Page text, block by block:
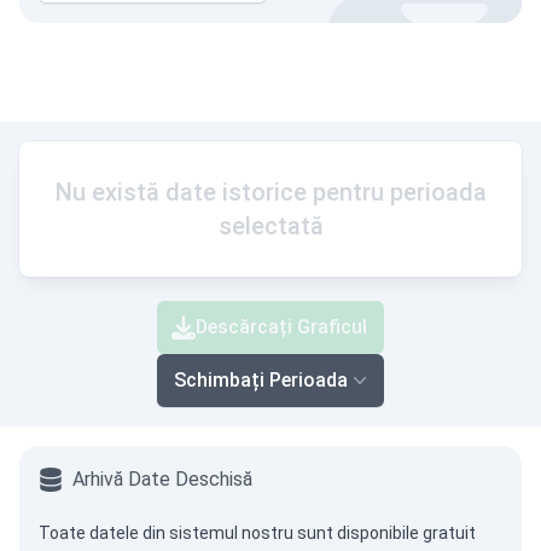
Nu există date istorice pentru perioada
selectată
Descărcați Graficul
Schimbați Perioada
Arhivă Date Deschisă
Toate datele din sistemul nostru sunt disponibile gratuit